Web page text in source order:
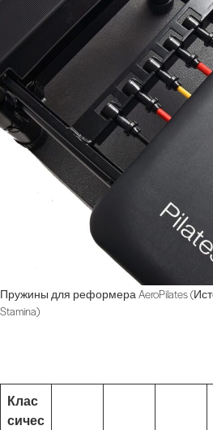
Пружины для реформера AeroPilates
Stamina)
Клас
сичес